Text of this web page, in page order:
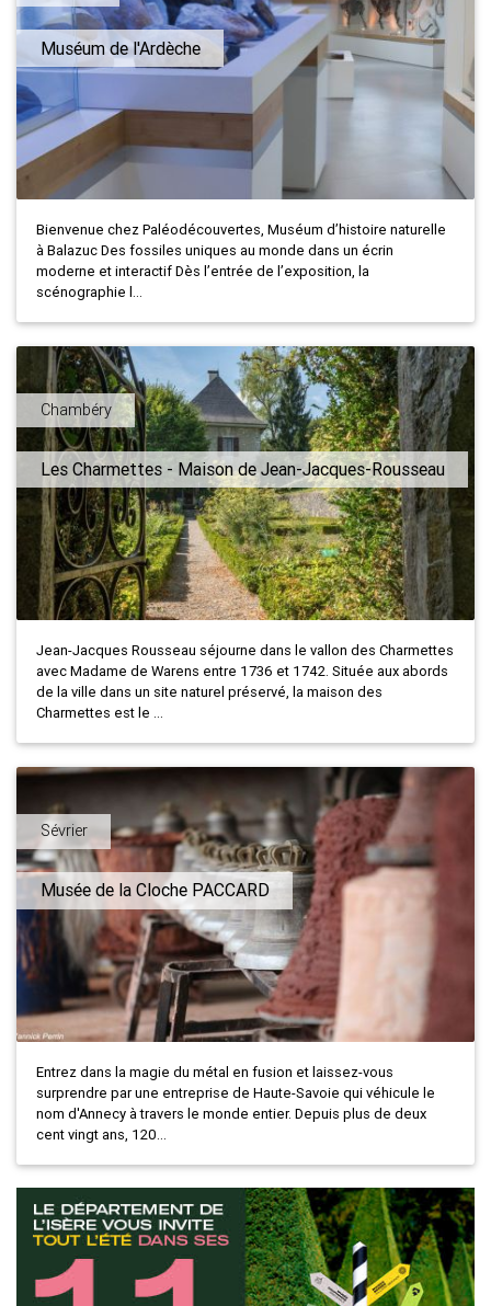
Muséum de l'Ardèche
Bienvenue chez Paléodécouvertes, Muséum d’histoire naturelle
à Balazuc Des fossiles uniques au monde dans un écrin
moderne et interactif Dès l’entrée de l’exposition, la
scénographie l...
Chambéry
Les Charmettes - Maison de Jean-Jacques-Rousseau
Jean-Jacques Rousseau séjourne dans le vallon des Charmettes
avec Madame de Warens entre 1736 et 1742. Située aux abords
de la ville dans un site naturel préservé, la maison des
Charmettes est le ...
Sévrier
Musée de la Cloche PACCARD
Entrez dans la magie du métal en fusion et laissez-vous
surprendre par une entreprise de Haute-Savoie qui véhicule le
nom d'Annecy à travers le monde entier. Depuis plus de deux
cent vingt ans, 120...